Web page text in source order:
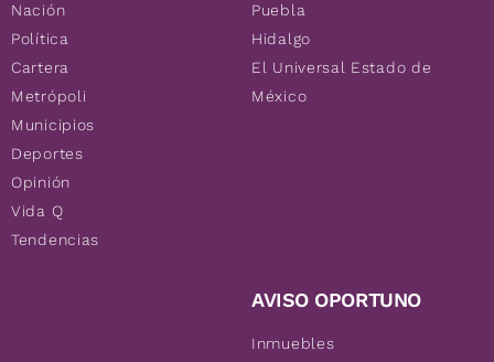
Nación
Política
Cartera
Metrópoli
Municipios
Deportes
Opinión
Vida Q
Tendencias
Puebla
Hidalgo
El Universal Estado de
México
AVISO OPORTUNO
Inmuebles